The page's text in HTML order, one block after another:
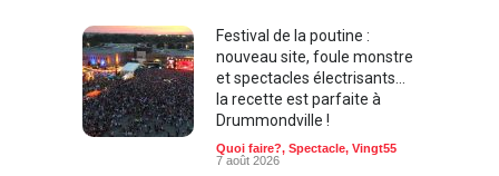
Festival de la poutine :
nouveau site, foule monstre
et spectacles électrisants…
la recette est parfaite à
Drummondville !
Quoi faire?, Spectacle, Vingt55
7 août 2026